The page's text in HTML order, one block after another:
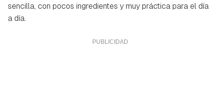
sencilla, con pocos ingredientes y muy práctica para el día
a día.